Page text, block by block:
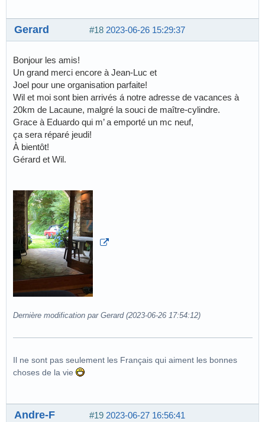
#18 2023-06-26 15:29:37
Gerard
Bonjour les amis!
Un grand merci encore à Jean-Luc et
Joel pour une organisation parfaite!
Wil et moi sont bien arrivés á notre adresse de vacances à
20km de Lacaune, malgré la souci de maître-cylindre.
Grace à Eduardo qui m’ a emporté un mc neuf,
ça sera réparé jeudi!
À bientôt!
Gérard et Wil.
Dernière modification par Gerard (2023-06-26 17:54:12)
Il ne sont pas seulement les Français qui aiment les bonnes
choses de la vie
#19 2023-06-27 16:56:41
Andre-F